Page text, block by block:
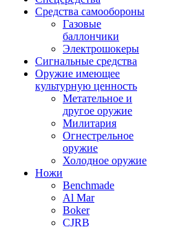
Средства самообороны
Газовые
баллончики
Электрошокеры
Сигнальные средства
Оружие имеющее
культурную ценность
Метательное и
другое оружие
Милитария
Огнестрельное
оружие
Холодное оружие
Ножи
Benchmade
Al Mar
Boker
CJRB